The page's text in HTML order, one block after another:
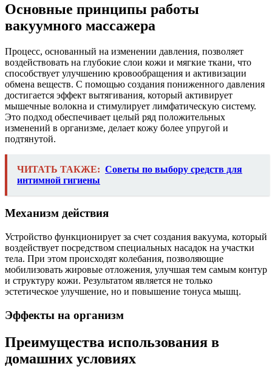
Основные принципы работы
вакуумного массажера
Процесс, основанный на изменении давления, позволяет
воздействовать на глубокие слои кожи и мягкие ткани, что
способствует улучшению кровообращения и активизации
обмена веществ. С помощью создания пониженного давления
достигается эффект вытягивания, который активирует
мышечные волокна и стимулирует лимфатическую систему.
Это подход обеспечивает целый ряд положительных
изменений в организме, делает кожу более упругой и
подтянутой.
ЧИТАТЬ ТАКЖЕ: Советы по выбору средств для
интимной гигиены
Механизм действия
Устройство функционирует за счет создания вакуума, который
воздействует посредством специальных насадок на участки
тела. При этом происходят колебания, позволяющие
мобилизовать жировые отложения, улучшая тем самым контур
и структуру кожи. Результатом является не только
эстетическое улучшение, но и повышение тонуса мышц.
Эффекты на организм
Преимущества использования в
домашних условиях